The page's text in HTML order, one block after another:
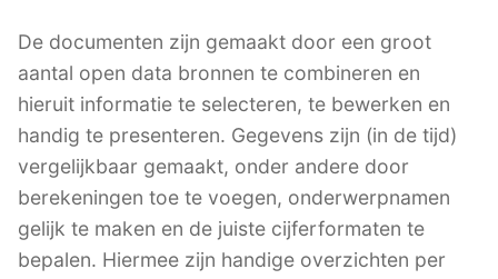
De documenten zijn gemaakt door een groot
aantal open data bronnen te combineren en
hieruit informatie te selecteren, te bewerken en
handig te presenteren. Gegevens zijn (in de tijd)
vergelijkbaar gemaakt, onder andere door
berekeningen toe te voegen, onderwerpnamen
gelijk te maken en de juiste cijferformaten te
bepalen. Hiermee zijn handige overzichten per